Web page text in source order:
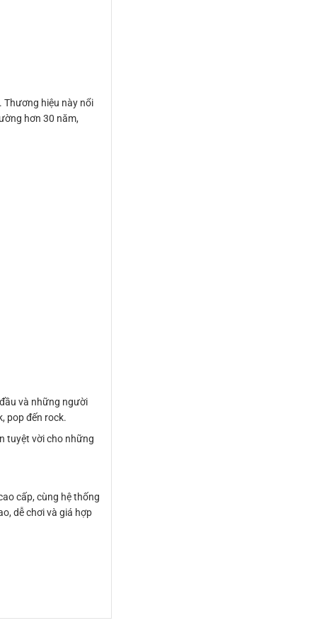
Thương hiệu này nổi
hơn 30 năm,
và những người
pop đến rock.
tuyệt vời cho những
cấp, cùng hệ thống
dễ chơi và giá hợp